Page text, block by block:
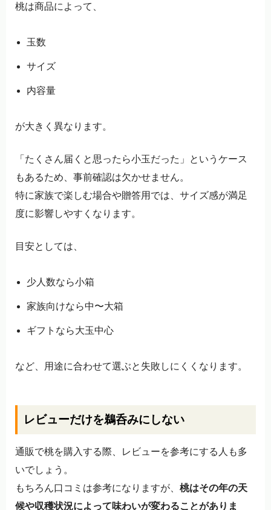
桃は商品によって、
玉数
サイズ
内容量
が大きく異なります。
「たくさん届くと思ったら小玉だった」というケース
もあるため、事前確認は欠かせません。
特に家族で楽しむ場合や贈答用では、サイズ感が満足
度に影響しやすくなります。
目安としては、
少人数なら小箱
家族向けなら中〜大箱
ギフトなら大玉中心
など、用途に合わせて選ぶと失敗しにくくなります。
レビューだけを鵜呑みにしない
通販で桃を購入する際、レビューを参考にする人も多
いでしょう。
もちろん口コミは参考になりますが、 桃はその年の天
候や収穫状況によって味わいが変わることがありま